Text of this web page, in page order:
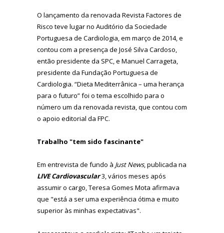
O lançamento da renovada Revista Factores de
Risco teve lugar no Auditório da Sociedade
Portuguesa de Cardiologia, em março de 2014, e
contou com a presença de José Silva Cardoso,
então presidente da SPC, e Manuel Carrageta,
presidente da Fundação Portuguesa de
Cardiologia. “Dieta Mediterrânica – uma herança
para o futuro” foi o tema escolhido para o
número um da renovada revista, que contou com
o apoio editorial da FPC.
Trabalho "tem sido fascinante"
Em entrevista de fundo à Just News, publicada na
LIVE Cardiovascular3, vários meses após
assumir o cargo, Teresa Gomes Mota afirmava
que "está a ser uma experiência ótima e muito
superior às minhas expectativas".